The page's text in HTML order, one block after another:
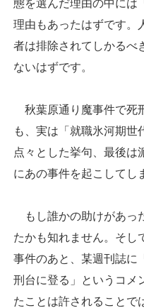
態を選んだ理由の中には
理由もあったはずです。
者は排除されてしかるべ
ないはずです。
秋葉原通り魔事件で死
も、実は「就職氷河期世
点々とした挙句、最後は
にあの事件を起こしてし
もし誰かの助けがあっ
たかも知れません。そし
事件のあと、某週刊誌に
刑台に登る」というコメ
たことは許されることで